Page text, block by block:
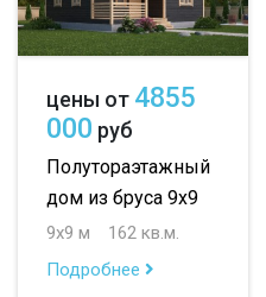
цены от 4855
000 руб
Полутораэтажный
дом из бруса 9х9
9х9 м
162 кв.м.
Подробнее